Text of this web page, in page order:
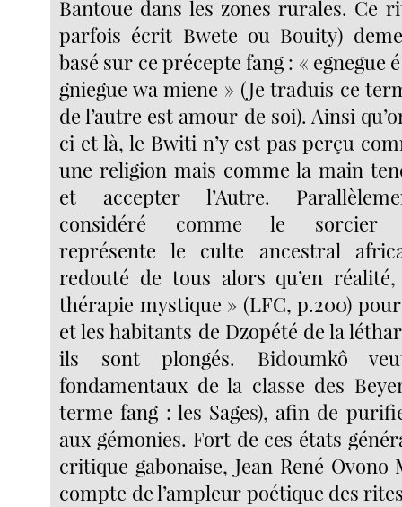
Bantoue dans les zones rurales. Ce
parfois écrit Bwete ou Bouity)
basé sur ce précepte fang : « egnegue
gniegue wa miene » (Je traduis ce
de l’autre est amour de soi). Ainsi
ci et là, le Bwiti n’y est pas perçu
une religion mais comme la main
et accepter l’Autre.
considéré comme le sorcier
représente le culte ancestral
redouté de tous alors qu’en
thérapie mystique » (LFC, p.200)
et les habitants de Dzopété de la
ils sont plongés. Bidoumkô
fondamentaux de la classe des
terme fang : les Sages), afin de
aux gémonies. Fort de ces états
critique gabonaise, Jean René Ovono
compte de l’ampleur poétique des